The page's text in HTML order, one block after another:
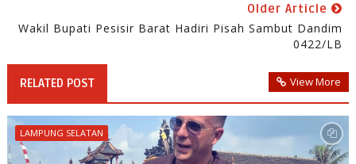
Older Article
Wakil Bupati Pesisir Barat Hadiri Pisah Sambut Dandim
0422/LB
RELATED POST View More
LAMPUNG SELATAN